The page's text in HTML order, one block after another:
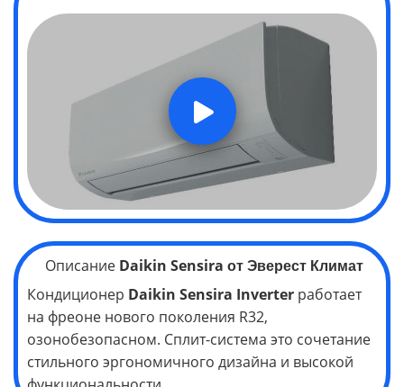
Описание Daikin Sensira от Эверест Климат
Кондиционер Daikin Sensira Inverter работает
на фреоне нового поколения R32,
озонобезопасном. Сплит-система это сочетание
стильного эргономичного дизайна и высокой